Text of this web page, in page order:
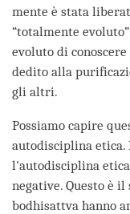
mente è stata
“totalmente
evoluto di
dedito alla
gli altri.
Possiamo capire
autodisciplina etica.
l'autodisciplina
negative. Questo è
bodhisattva hanno